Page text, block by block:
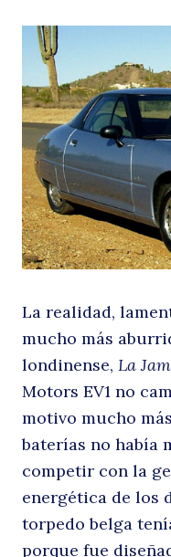
La realidad,
mucho más
londinense, La
Motors EV1 no
motivo mucho
baterías no había
competir con la
energética de los
torpedo belga
porque fue